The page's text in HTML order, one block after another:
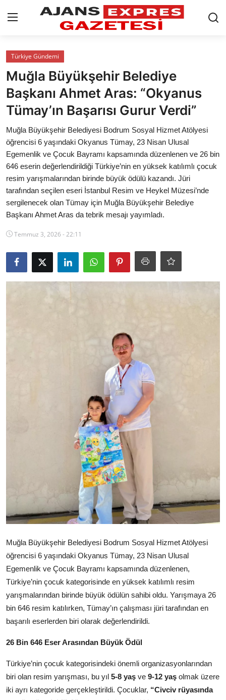
GİRİŞ YAP
AnaSayfa
Eskişehir Siyaset
Siyaset
Türkiye Gündemi
Yerel
Siber Güvenlik
Eğitim
Ekonomi
Kütahya
Özel Haber
E-GAZETE
Türkiye Gündemi
Muğla Büyükşehir Belediye
Başkanı Ahmet Aras: “Okyanus
Tümay’ın Başarısı Gurur Verdi”
Muğla Büyükşehir Belediyesi Bodrum Sosyal Hizmet Atölyesi
öğrencisi 6 yaşındaki Okyanus Tümay, 23 Nisan Ulusal
Egemenlik ve Çocuk Bayramı kapsamında düzenlenen ve 26 bin
646 eserin değerlendirildiği Türkiye’nin en yüksek katılımlı çocuk
resim yarışmalarından birinde büyük ödülü kazandı. Jüri
tarafından seçilen eseri İstanbul Resim ve Heykel Müzesi’nde
sergilenecek olan Tümay için Muğla Büyükşehir Belediye
Başkanı Ahmet Aras da tebrik mesajı yayımladı.
Temmuz 3, 2026 - 22:11
Muğla Büyükşehir Belediyesi Bodrum Sosyal Hizmet Atölyesi
öğrencisi 6 yaşındaki Okyanus Tümay, 23 Nisan Ulusal
Egemenlik ve Çocuk Bayramı kapsamında düzenlenen,
Türkiye’nin çocuk kategorisinde en yüksek katılımlı resim
yarışmalarından birinde büyük ödülün sahibi oldu. Yarışmaya 26
bin 646 resim katılırken, Tümay’ın çalışması jüri tarafından en
başarılı eserlerden biri olarak değerlendirildi.
26 Bin 646 Eser Arasından Büyük Ödül
Türkiye’nin çocuk kategorisindeki önemli organizasyonlarından
biri olan resim yarışması, bu yıl 5-8 yaş ve 9-12 yaş olmak üzere
iki ayrı kategoride gerçekleştirildi. Çocuklar, “Civciv rüyasında